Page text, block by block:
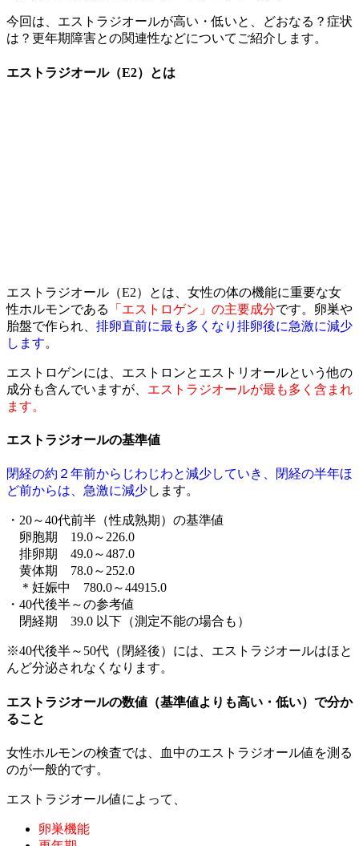
今回は、エストラジオールが高い・低いと、どおなる？症状
は？更年期障害との関連性などについてご紹介します。
エストラジオール（E2）とは
エストラジオール（E2）とは、女性の体の機能に重要な女
性ホルモンである
「エストロゲン」の主要成分です。卵巣や
胎盤で作られ、 排卵直前に最も多くなり排卵後に急激に減少
します。
エストロゲンには、エストロンとエストリオールという他の
成分も含んでいますが、 エストラジオールが最も多く含まれ
ます。
エストラジオールの基準値
閉経の約２年前からじわじわと減少していき、閉経の半年ほ
ど前からは、急激に減少します。
・20～40代前半（性成熟期）の基準値
卵胞期 19.0～226.0
排卵期 49.0～487.0
黄体期 78.0～252.0
＊妊娠中 780.0～44915.0
・40代後半～の参考値
閉経期 39.0 以下（測定不能の場合も）
※40代後半～50代（閉経後）には、エストラジオールはほと
んど分泌されなくなります。
エストラジオールの数値（基準値よりも高い・低い）で分か
ること
女性ホルモンの検査では、血中のエストラジオール値を測る
のが一般的です。
エストラジオール値によって、
卵巣機能